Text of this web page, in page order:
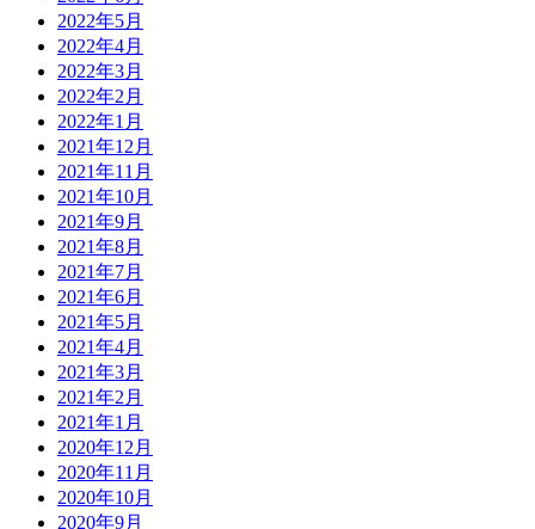
2022年5月
2022年4月
2022年3月
2022年2月
2022年1月
2021年12月
2021年11月
2021年10月
2021年9月
2021年8月
2021年7月
2021年6月
2021年5月
2021年4月
2021年3月
2021年2月
2021年1月
2020年12月
2020年11月
2020年10月
2020年9月